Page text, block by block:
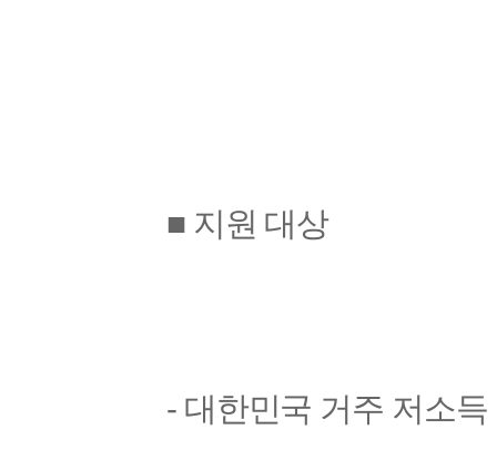
■ 지원 대상
- 대한민국 거주 저소